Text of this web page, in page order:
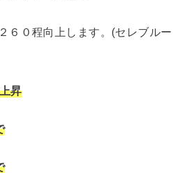
６０程向上します。(セレブルー
昇